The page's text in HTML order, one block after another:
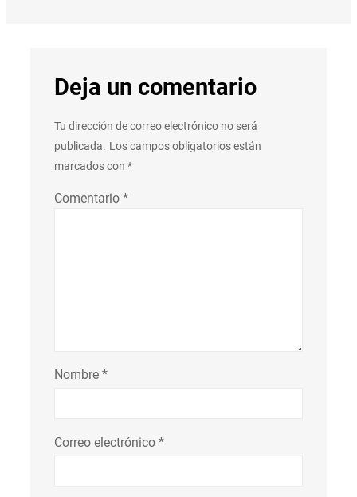
Deja un comentario
Tu dirección de correo electrónico no será
publicada. Los campos obligatorios están
marcados con *
Comentario *
Nombre *
Correo electrónico *